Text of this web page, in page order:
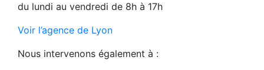
du lundi au vendredi de 8h à 17h
Voir l’agence de Lyon
Nous intervenons également à :